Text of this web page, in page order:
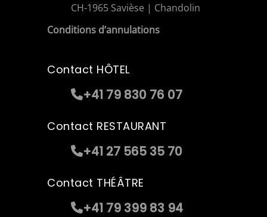
CH-1965 Savièse | Chandolin
Conditions d’annulations
Contact HÔTEL
+41 79 830 76 07
Contact RESTAURANT
+41 27 565 35 70
Contact THÉÂTRE
+41 79 399 83 94